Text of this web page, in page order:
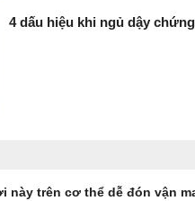
4 dấu hiệu khi ngủ dậy
này trên cơ thể dễ đón vận